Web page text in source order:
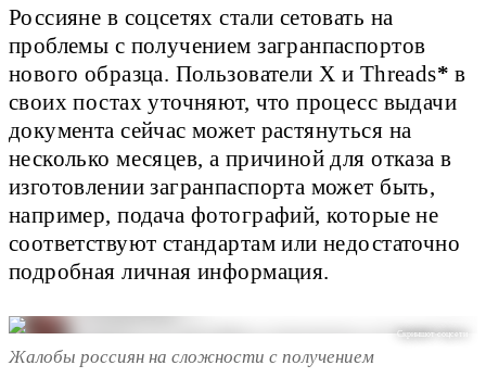
Россияне в соцсетях стали сетовать на
проблемы с получением загранпаспортов
нового образца. Пользователи X и Threads* в
своих постах уточняют, что процесс выдачи
документа сейчас может растянуться на
несколько месяцев, а причиной для отказа в
изготовлении загранпаспорта может быть,
например, подача фотографий, которые не
соответствуют стандартам или недостаточно
подробная личная информация.
Скриншот соцсети
Жалобы россиян на сложности с получением